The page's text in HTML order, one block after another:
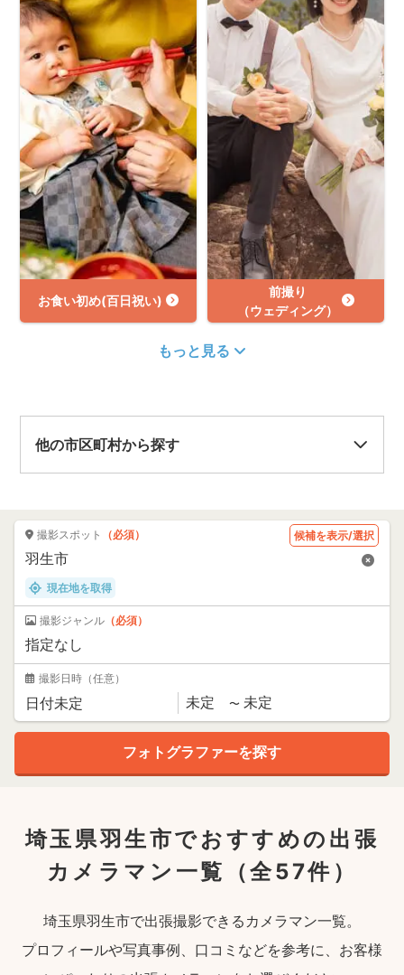
お食い初め(百日祝い)
前撮り
（ウェディング）
もっと見る
他の市区町村から探す
撮影スポット （必須） 候補を表示/選択
現在地を取得
撮影ジャンル （必須）
撮影日時 （任意）
埼玉県羽生市でおすすめの出張
カメラマン一覧
（全57件）
埼玉県羽生市で出張撮影できるカメラマン一覧。
プロフィールや写真事例、口コミなどを参考に、お客様